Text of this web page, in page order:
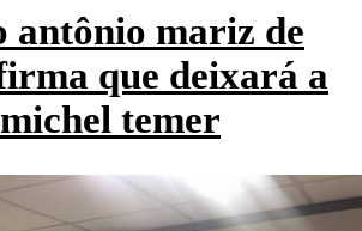
antônio mariz de
que deixará a
temer